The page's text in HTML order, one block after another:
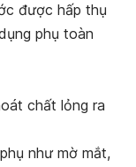
được hấp thụ
phụ toàn
chất lỏng ra
như mờ mắt,